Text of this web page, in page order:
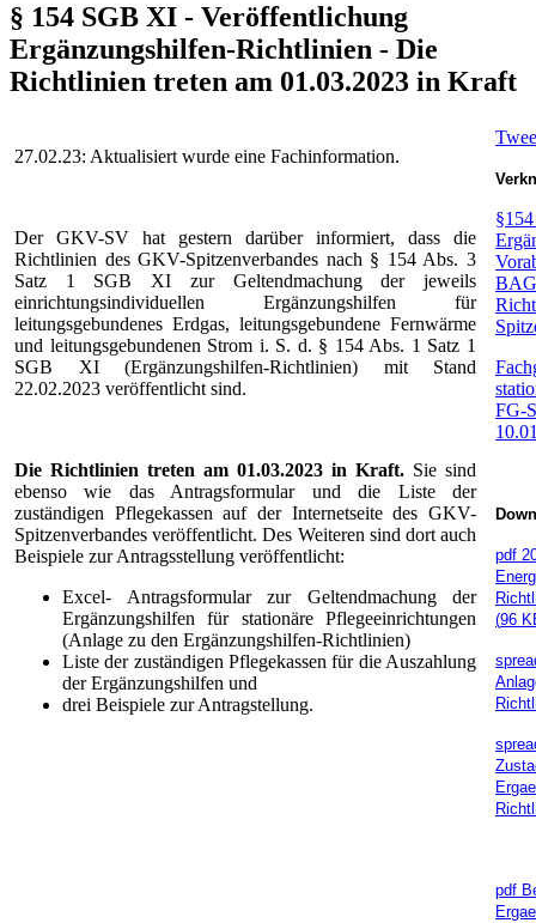
§ 154 SGB XI - Veröffentlichung
Ergänzungshilfen-Richtlinien - Die
Richtlinien treten am 01.03.2023 in Kraft
27.02.23: Aktualisiert wurde eine Fachinformation.
Der GKV-SV hat gestern darüber informiert, dass die
Richtlinien des GKV-Spitzenverbandes nach § 154 Abs. 3
Satz 1 SGB XI zur Geltendmachung der jeweils
einrichtungsindividuellen Ergänzungshilfen für
leitungsgebundenes Erdgas, leitungsgebundene Fernwärme
und leitungsgebundenen Strom i. S. d. § 154 Abs. 1 Satz 1
SGB XI (Ergänzungshilfen-Richtlinien) mit Stand
22.02.2023 veröffentlicht sind.
Die Richtlinien treten am 01.03.2023 in Kraft. Sie sind
ebenso wie das Antragsformular und die Liste der
zuständigen Pflegekassen auf der Internetseite des GKV-
Spitzenverbandes veröffentlicht. Des Weiteren sind dort auch
Beispiele zur Antragsstellung veröffentlicht:
Excel- Antragsformular zur Geltendmachung der
Ergänzungshilfen für stationäre Pflegeeinrichtungen
(Anlage zu den Ergänzungshilfen-Richtlinien)
Liste der zuständigen Pflegekassen für die Auszahlung
der Ergänzungshilfen und
drei Beispiele zur Antragstellung.
FG-
pdf
(96
pdf